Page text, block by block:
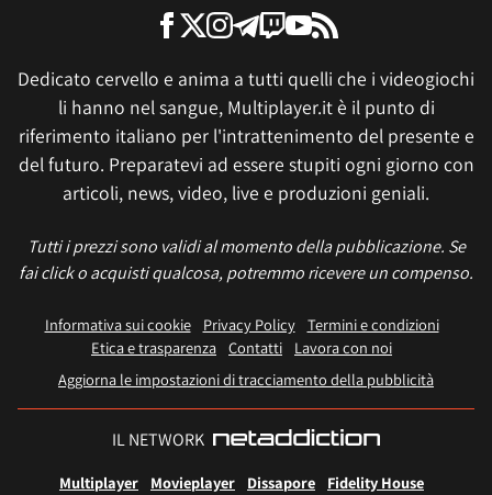
Dedicato cervello e anima a tutti quelli che i videogiochi
li hanno nel sangue, Multiplayer.it è il punto di
riferimento italiano per l'intrattenimento del presente e
del futuro. Preparatevi ad essere stupiti ogni giorno con
articoli, news, video, live e produzioni geniali.
Tutti i prezzi sono validi al momento della pubblicazione. Se
fai click o acquisti qualcosa, potremmo ricevere un compenso.
Informativa sui cookie Privacy Policy
Termini e condizioni
Etica e trasparenza Contatti
Lavora con noi
Aggiorna le impostazioni di tracciamento della pubblicità
IL NETWORK
Multiplayer Movieplayer Dissapore Fidelity House